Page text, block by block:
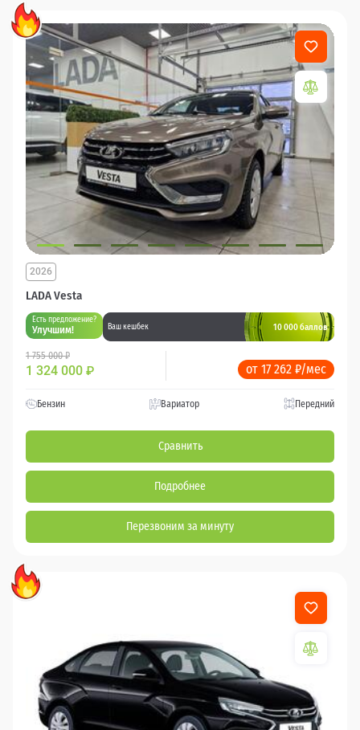
LADA Vesta
2026
Есть предложение?
Улучшим! Ваш кешбек 10 000 баллов
1 755 000 ₽
1 324 000 ₽ от 17 262 ₽/мес
Бензин Вариатор Передний
Сравнить
Подробнее
Перезвоним за минуту